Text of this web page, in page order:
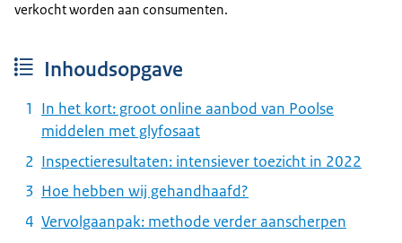
verkocht worden aan consumenten.
Inhoudsopgave
In het kort: groot online aanbod van Poolse
middelen met glyfosaat
Inspectieresultaten: intensiever toezicht in 2022
Hoe hebben wij gehandhaafd?
Vervolgaanpak: methode verder aanscherpen